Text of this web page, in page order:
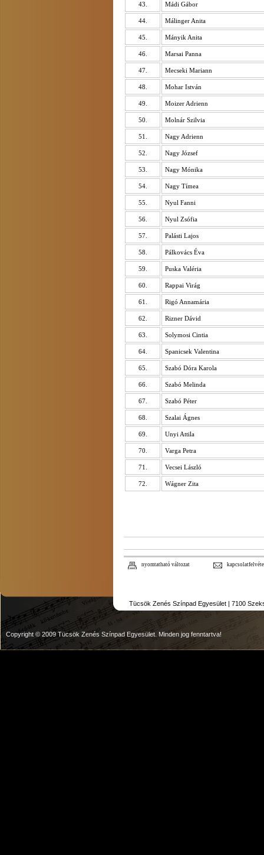
43. Mádi Gábor
44. Málinger Anita
45. Mányik Anita
46. Marsai Panna
47. Mecseki Mariann
48. Mohar István
49. Moizer Adrienn
50. Molnár Szilvia
51. Nagy Adrienn
52. Nagy József
53. Nagy Mónika
54. Nagy Tímea
55. Nyul Fanni
56. Nyul Zsófia
57. Palásti Lajos
58. Pálkovács Éva
59. Puska Valéria
60. Rappai Virág
61. Rigó Annamária
62. Rizner Dávid
63. Solymosi Cintia
64. Spanicsek Valentina
65. Szabó Dóra Karola
66. Szabó Melinda
67. Szabó Péter
68. Szalai Ágnes
69. Unyi Attila
70. Varga Petra
71. Vecsei László
72. Wágner Zita
nyomtatható változat
Tücsök Zenés Színpad Egyesület | 7100
Copyright © 2009 Tücsök Zenés Színpad Egyesület. Minden jog fenntartva!